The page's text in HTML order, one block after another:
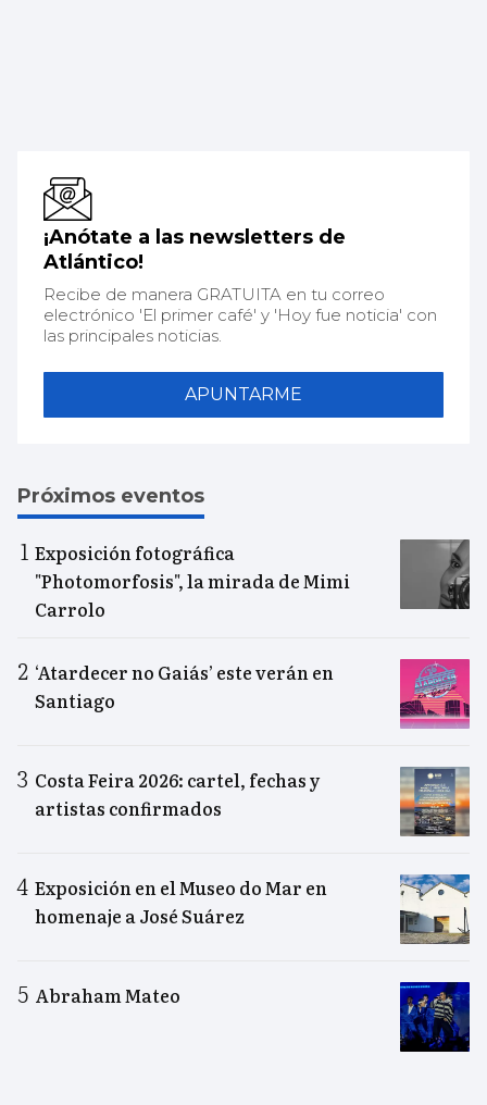
¡Anótate a las newsletters de
Atlántico!
Recibe de manera GRATUITA en tu correo
electrónico 'El primer café' y 'Hoy fue noticia' con
las principales noticias.
APUNTARME
Próximos eventos
Exposición fotográfica
"Photomorfosis", la mirada de Mimi
Carrolo
‘Atardecer no Gaiás’ este verán en
Santiago
Costa Feira 2026: cartel, fechas y
artistas confirmados
Exposición en el Museo do Mar en
homenaje a José Suárez
Abraham Mateo